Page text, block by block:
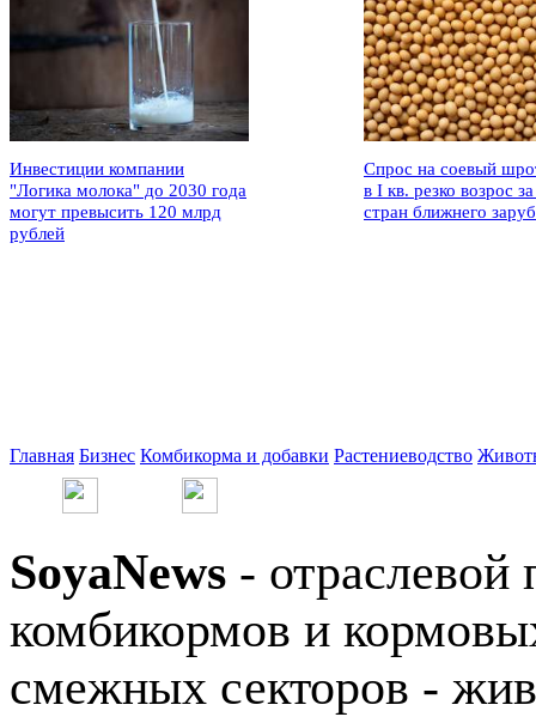
Инвестиции компании
"Логика молока" до 2030 года
могут превысить 120 млрд
рублей
Спрос на соевый
в I кв. резко возрос
стран ближнего
Главная Бизнес Комбикорма и добавки Растениеводство
SoyaNews - отраслевой
комбикормов и
смежных секторов -